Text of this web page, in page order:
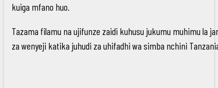
kuiga mfano huo.
Tazama filamu na ujifunze zaidi kuhusu jukumu muhimu la
za wenyeji katika juhudi za uhifadhi wa simba nchini